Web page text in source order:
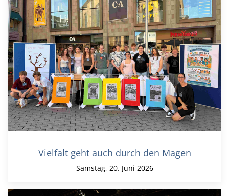
Vielfalt geht auch durch den Magen
Samstag, 20. Juni 2026